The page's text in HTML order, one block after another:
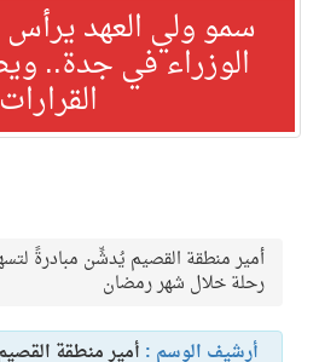
سمو ولي العهد
الوزراء في جدة..
القرارات
رحلة خلال شهر رمضان
أرشيف الوسم : أمير منطقة